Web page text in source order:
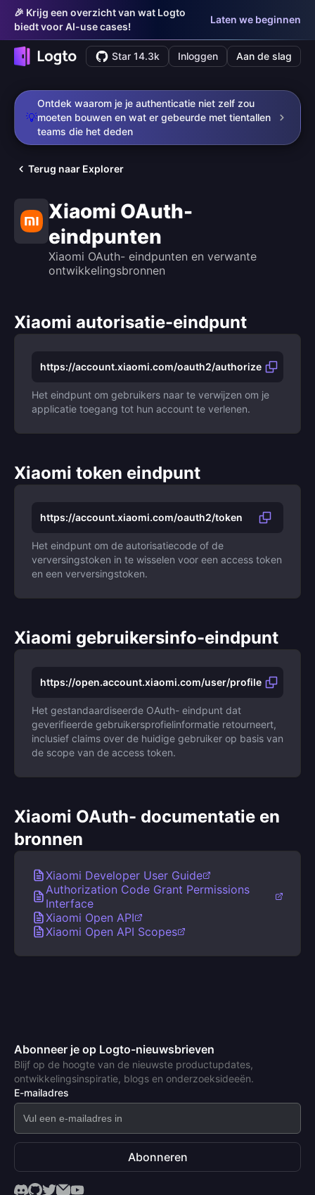
🎉 Krijg een overzicht van wat Logto
biedt voor AI-use cases!
Laten we beginnen
Star 14.3k Inloggen Aan de slag
💡
Ontdek waarom je je authenticatie niet zelf zou
moeten bouwen en wat er gebeurde met tientallen
teams die het deden
Terug naar Explorer
Xiaomi OAuth-
eindpunten
Xiaomi OAuth- eindpunten en verwante
ontwikkelingsbronnen
Xiaomi autorisatie-eindpunt
https://account.xiaomi.com/oauth2/authorize
Het eindpunt om gebruikers naar te verwijzen om je
applicatie toegang tot hun account te verlenen.
Xiaomi token eindpunt
https://account.xiaomi.com/oauth2/token
Het eindpunt om de autorisatiecode of de
verversingstoken in te wisselen voor een access token
en een verversingstoken.
Xiaomi gebruikersinfo-eindpunt
https://open.account.xiaomi.com/user/profile
Het gestandaardiseerde OAuth- eindpunt dat
geverifieerde gebruikersprofielinformatie retourneert,
inclusief claims over de huidige gebruiker op basis van
de scope van de access token.
Xiaomi OAuth- documentatie en
bronnen
Xiaomi Developer User Guide
Authorization Code Grant Permissions
Interface
Xiaomi Open API
Xiaomi Open API Scopes
Abonneer je op Logto-nieuwsbrieven
Blijf op de hoogte van de nieuwste productupdates,
ontwikkelingsinspiratie, blogs en onderzoeksideeën.
E-mailadres
Abonneren